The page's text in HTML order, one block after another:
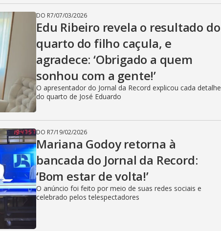
DO R7/07/03/2026
Edu Ribeiro revela o resultado do
quarto do filho caçula, e
agradece: ‘Obrigado a quem
sonhou com a gente!’
O apresentador do Jornal da Record explicou cada detalhe
do quarto de José Eduardo
DO R7/19/02/2026
Mariana Godoy retorna à
bancada do Jornal da Record:
‘Bom estar de volta!’
O anúncio foi feito por meio de suas redes sociais e
celebrado pelos telespectadores